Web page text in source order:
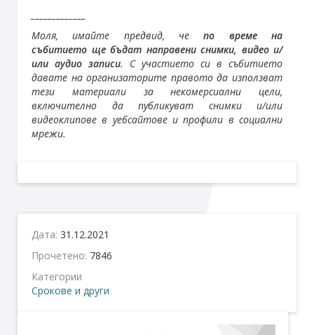
Моля, имайте предвид, чепо време на
събитието ще бъдат направени снимки, видео и/
или аудио записи. С участието си в събитието
давате на организаторите правото да използват
тези материали за некомерсиални цели,
включително да публикуват снимки и/или
видеоклипове в уебсайтове и профили в социални
мрежи.
Дата: 31.12.2021
Прочетено: 7846
Категории
Срокове и други